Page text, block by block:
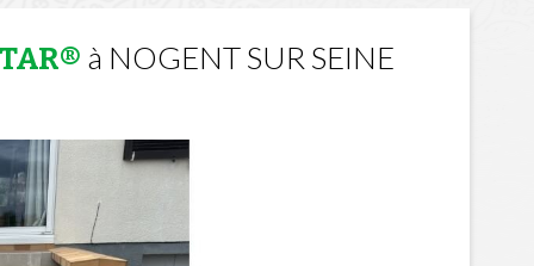
à NOGENT SUR SEINE